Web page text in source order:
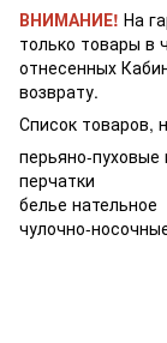
ВНИМАНИЕ! На
только товары в
отнесенных
возврату.
Список товаров,
перьяно-пуховые
перчатки
белье нательное
чулочно-